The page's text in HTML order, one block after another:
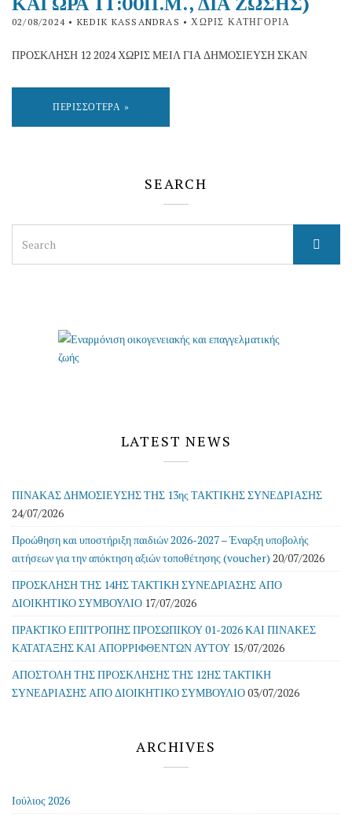
02/08/2024 • KEDIK KASSANDRAS • ΧΩΡΊΣ ΚΑΤΗΓΟΡΊΑ
ΠΡΟΣΚΛΗΣΗ 12 2024 ΧΩΡΙΣ ΜΕΙΛ ΓΙΑ ΔΗΜΟΣΙΕΥΣΗ ΣΚΑΝ
ΠΕΡΙΣΣΌΤΕΡΑ »
SEARCH
for:
LATEST NEWS
ΠΙΝΑΚΑΣ ΔΗΜΟΣΙΕΥΣΗΣ ΤΗΣ 13ης ΤΑΚΤΙΚΗΣ ΣΥΝΕΔΡΙΑΣΗΣ
24/07/2026
Προώθηση και υποστήριξη παιδιών 2026-2027 – Έναρξη υποβολής
αιτήσεων για την απόκτηση αξιών τοποθέτησης (voucher) 20/07/2026
ΠΡΟΣΚΛΗΣΗ ΤΗΣ 14ΗΣ ΤΑΚΤΙΚΗ ΣΥΝΕΔΡΙΑΣΗΣ ΑΠΟ
ΔΙΟΙΚΗΤΙΚΟ ΣΥΜΒΟΥΛΙΟ 17/07/2026
ΠΡΑΚΤΙΚΟ ΕΠΙΤΡΟΠΗΣ ΠΡΟΣΩΠΙΚΟΥ 01-2026 ΚΑΙ ΠΙΝΑΚΕΣ
ΚΑΤΑΤΑΞΗΣ ΚΑΙ ΑΠΟΡΡΙΦΘΕΝΤΩΝ ΑΥΤΟΥ 15/07/2026
ΑΠΟΣΤΟΛΗ ΤΗΣ ΠΡΟΣΚΛΗΣΗΣ ΤΗΣ 12ΗΣ ΤΑΚΤΙΚΗ
ΣΥΝΕΔΡΙΑΣΗΣ ΑΠΟ ΔΙΟΙΚΗΤΙΚΟ ΣΥΜΒΟΥΛΙΟ03/07/2026
ARCHIVES
Ιούλιος 2026